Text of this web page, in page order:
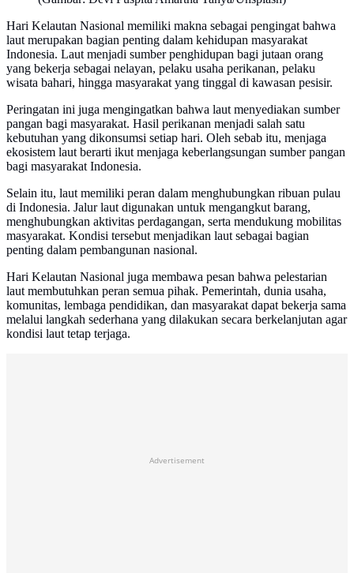
Hari Kelautan Nasional memiliki makna sebagai pengingat bahwa
laut merupakan bagian penting dalam kehidupan masyarakat
Indonesia. Laut menjadi sumber penghidupan bagi jutaan orang
yang bekerja sebagai nelayan, pelaku usaha perikanan, pelaku
wisata bahari, hingga masyarakat yang tinggal di kawasan pesisir.
Peringatan ini juga mengingatkan bahwa laut menyediakan sumber
pangan bagi masyarakat. Hasil perikanan menjadi salah satu
kebutuhan yang dikonsumsi setiap hari. Oleh sebab itu, menjaga
ekosistem laut berarti ikut menjaga keberlangsungan sumber pangan
bagi masyarakat Indonesia.
Selain itu, laut memiliki peran dalam menghubungkan ribuan pulau
di Indonesia. Jalur laut digunakan untuk mengangkut barang,
menghubungkan aktivitas perdagangan, serta mendukung mobilitas
masyarakat. Kondisi tersebut menjadikan laut sebagai bagian
penting dalam pembangunan nasional.
Hari Kelautan Nasional juga membawa pesan bahwa pelestarian
laut membutuhkan peran semua pihak. Pemerintah, dunia usaha,
komunitas, lembaga pendidikan, dan masyarakat dapat bekerja sama
melalui langkah sederhana yang dilakukan secara berkelanjutan agar
kondisi laut tetap terjaga.
Advertisement